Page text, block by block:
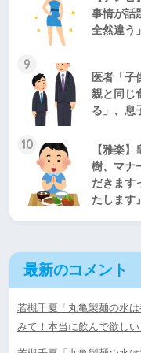
事情が話
全然違う」
9
医者「子
親と同じ
る」、息
10
【雅楽
樹、マナ
だきます
たします
最新のコメント
若槻千夏「丸亀製麺の水
みて！本当に飲んで欲しい